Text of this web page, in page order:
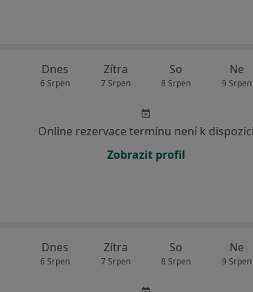
Dnes
6 Srpen
Zítra
7 Srpen
So
8 Srpen
Ne
9 Srpen
Online rezervace termínu není k dispozici
Zobrazit profil
Dnes
6 Srpen
Zítra
7 Srpen
So
8 Srpen
Ne
9 Srpen